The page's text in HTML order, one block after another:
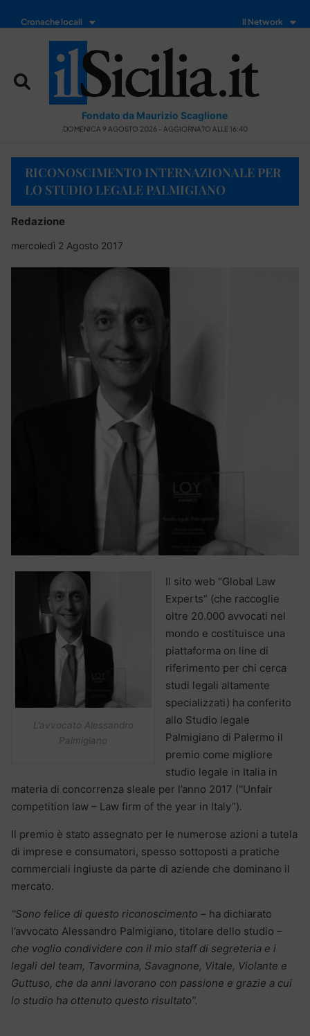
Cronache locali Il Network
Fondato da Maurizio Scaglione
DOMENICA 9 AGOSTO 2026 - AGGIORNATO ALLE 16:40
RICONOSCIMENTO INTERNAZIONALE PER
LO STUDIO LEGALE PALMIGIANO
Redazione
mercoledì 2 Agosto 2017
L’avvocato Alessandro
Palmigiano
Il sito web “Global Law
Experts” (che raccoglie
oltre 20.000 avvocati nel
mondo e costituisce una
piattaforma on line di
riferimento per chi cerca
studi legali altamente
specializzati) ha conferito
allo Studio legale
Palmigiano di Palermo il
premio come migliore
studio legale in Italia in
materia di concorrenza sleale per l’anno 2017 (“Unfair
competition law – Law firm of the year in Italy”).
Il premio è stato assegnato per le numerose azioni a tutela
di imprese e consumatori, spesso sottoposti a pratiche
commerciali ingiuste da parte di aziende che dominano il
mercato.
“Sono felice di questo riconoscimento – ha dichiarato
l’avvocato Alessandro Palmigiano, titolare dello studio –
che voglio condividere con il mio staff di segreteria e i
legali del team, Tavormina, Savagnone, Vitale, Violante e
Guttuso, che da anni lavorano con passione e grazie a cui
lo studio ha ottenuto questo risultato”.